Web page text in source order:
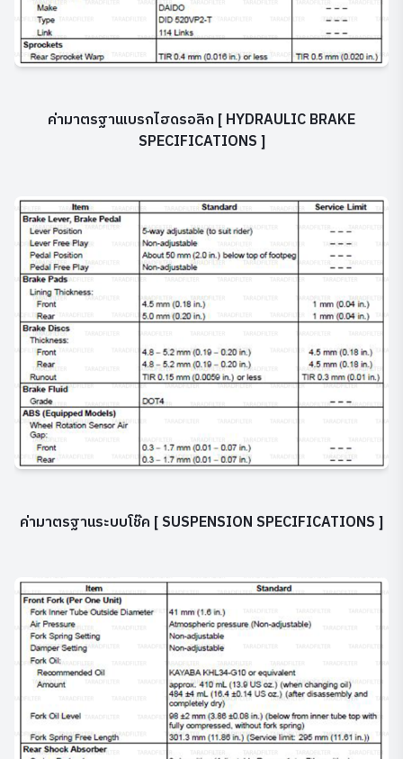
ค่ามาตรฐานเบรกไฮดรอลิก [ HYDRAULIC BRAKE
SPECIFICATIONS ]
ค่ามาตรฐานระบบโช๊ค [ SUSPENSION SPECIFICATIONS ]